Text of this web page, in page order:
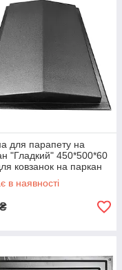
для парапету на
"Гладкий" 450*500*60
ковзанок на паркан
в наявності
₴